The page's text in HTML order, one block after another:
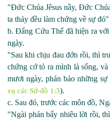
"Đức Chúa Jêsus nầy, Đức
ta thảy đều làm chứng về sự
b. Đấng Cứu Thế đã hiện ra
ngày.
"Sau khi chịu đau đớn rồi, thì
chứng cớ tỏ ra mình là sống,
mươi ngày, phán bảo những
vụ các Sứ-đồ 1:3).
c. Sau đó, trước các môn đồ,
"Ngài phán bấy nhiêu lời rồi,